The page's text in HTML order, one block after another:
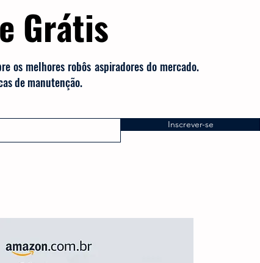
Grátis
os melhores robôs aspiradores do mercado.
de manutenção.
Inscrever-se